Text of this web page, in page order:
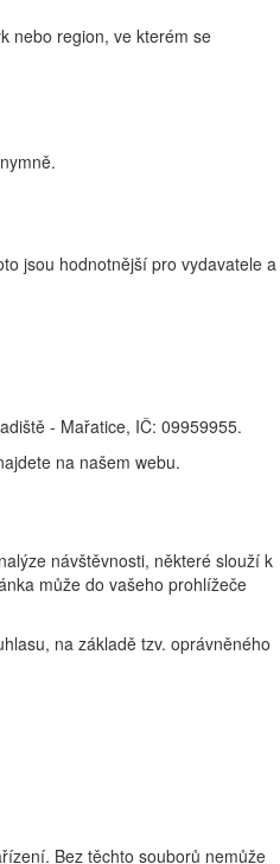
nebo region, ve kterém se
jsou hodnotnější pro vydavatele a
- Mařatice, IČ: 09959955.
na našem webu.
návštěvnosti, některé slouží k
může do vašeho prohlížeče
na základě tzv. oprávněného
Bez těchto souborů nemůže